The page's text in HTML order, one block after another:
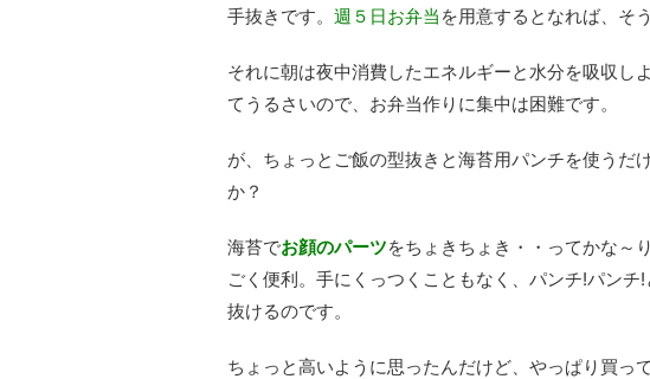
手抜きです。 週５日お弁当 を用意するとなれば、そ
それに朝は夜中消費したエネルギーと水分を吸収
てうるさいので、お弁当作りに集中は困難です。
が、ちょっとご飯の型抜きと海苔用パンチを使うだ
か？
海苔でお顔のパーツをちょきちょき・・ってかな～
ごく便利。手にくっつくこともなく、パンチ!パンチ!
抜けるのです。
ちょっと高いように思ったんだけど、やっぱり買っ